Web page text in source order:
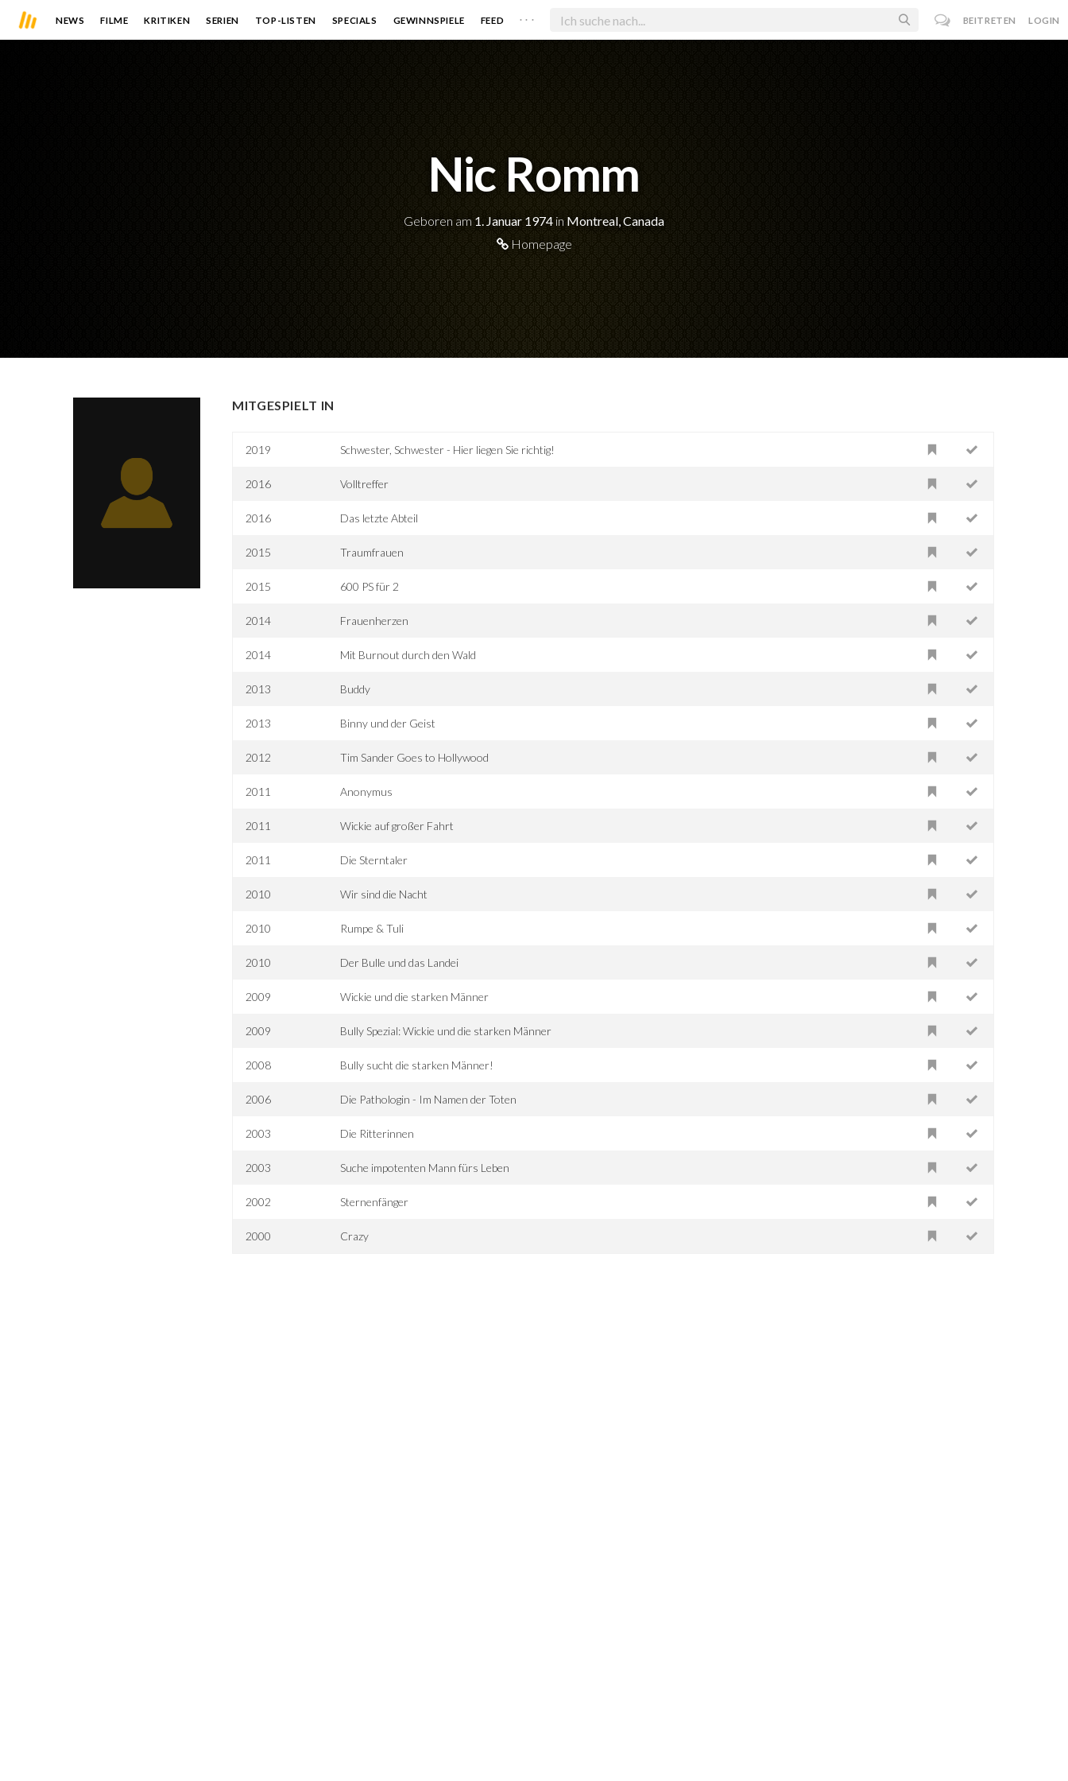
NEWS FILME KRITIKEN SERIEN TOP-LISTEN SPECIALS GEWINNSPIELE FEED . . . BEITRETEN LOGIN
Nic Romm
Geboren am 1. Januar 1974 in Montreal, Canada
Homepage
MITGESPIELT IN
2019 Schwester, Schwester - Hier liegen Sie richtig!
2016 Volltreffer
2016 Das letzte Abteil
2015 Traumfrauen
2015 600 PS für 2
2014 Frauenherzen
2014 Mit Burnout durch den Wald
2013 Buddy
2013 Binny und der Geist
2012 Tim Sander Goes to Hollywood
2011 Anonymus
2011 Wickie auf großer Fahrt
2011 Die Sterntaler
2010 Wir sind die Nacht
2010 Rumpe & Tuli
2010 Der Bulle und das Landei
2009 Wickie und die starken Männer
2009 Bully Spezial: Wickie und die starken Männer
2008 Bully sucht die starken Männer!
2006 Die Pathologin - Im Namen der Toten
2003 Die Ritterinnen
2003 Suche impotenten Mann fürs Leben
2002 Sternenfänger
2000 Crazy